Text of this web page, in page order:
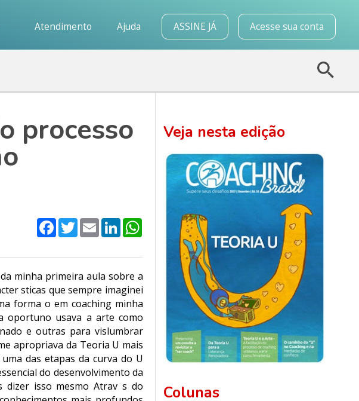
Atendimento Ajuda ASSINE JÁ Acesse sua conta
processo
Facebook
TwitterEmailLinkedInWhatsApp
minha primeira aula sobre a
sticas que sempre imaginei
forma o em coaching minha
oportuno usava a arte como
e outras para vislumbrar
apropriava da Teoria U mais
das etapas da curva do U
do desenvolvimento da
dizer isso mesmo Atrav s do
Veja nesta edição
Colunas